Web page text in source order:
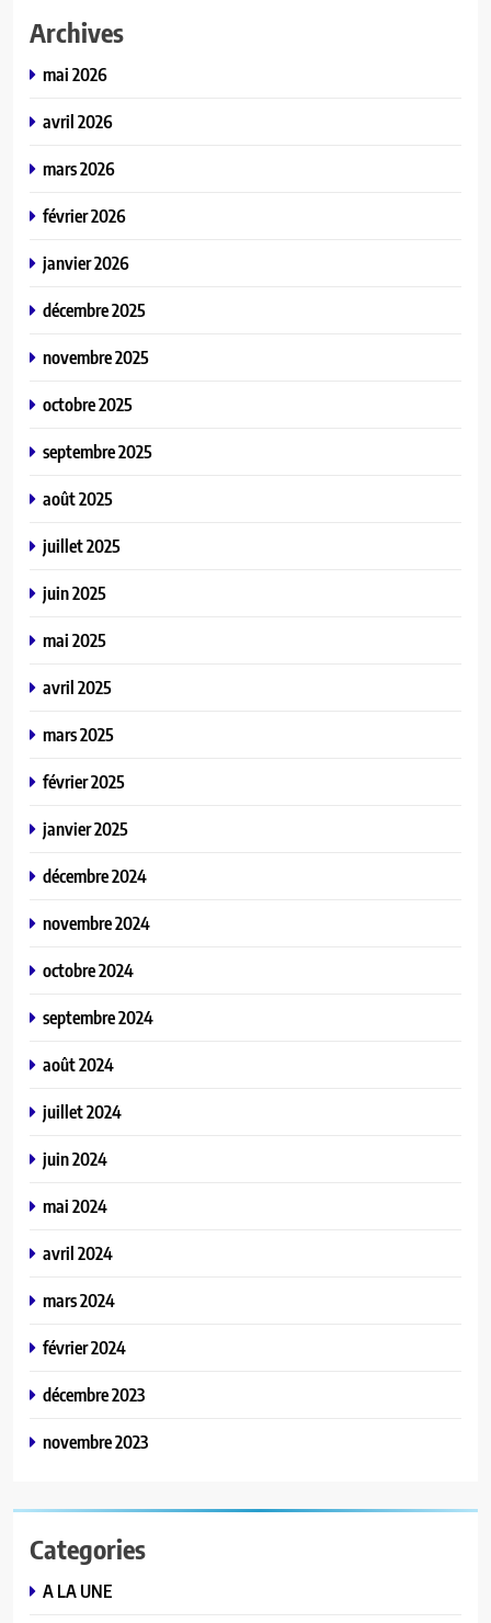
Archives
mai 2026
avril 2026
mars 2026
février 2026
janvier 2026
décembre 2025
novembre 2025
octobre 2025
septembre 2025
août 2025
juillet 2025
juin 2025
mai 2025
avril 2025
mars 2025
février 2025
janvier 2025
décembre 2024
novembre 2024
octobre 2024
septembre 2024
août 2024
juillet 2024
juin 2024
mai 2024
avril 2024
mars 2024
février 2024
décembre 2023
novembre 2023
Categories
A LA UNE